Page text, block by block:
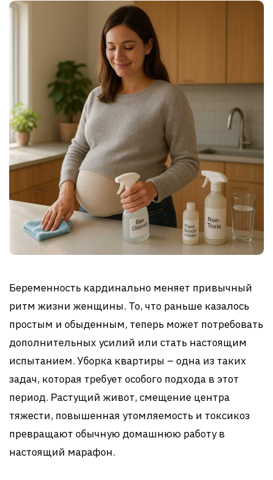
Беременность кардинально меняет привычный
ритм жизни женщины. То, что раньше казалось
простым и обыденным, теперь может потребовать
дополнительных усилий или стать настоящим
испытанием. Уборка квартиры – одна из таких
задач, которая требует особого подхода в этот
период. Растущий живот, смещение центра
тяжести, повышенная утомляемость и токсикоз
превращают обычную домашнюю работу в
настоящий марафон.